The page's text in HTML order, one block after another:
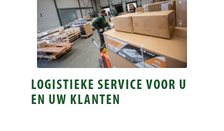
LOGISTIEKE SERVICE VOOR U
EN UW KLANTEN